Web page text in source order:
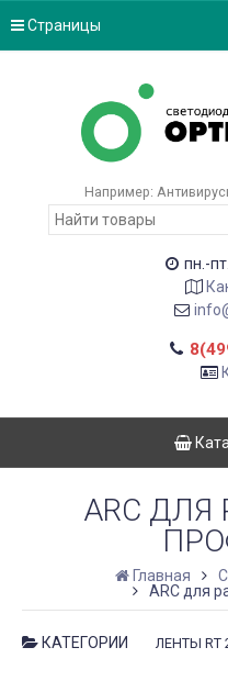
Страницы
Например:
пн.-пт.
ARC
Главная
ARC для
КАТЕГОРИИ ЛЕНТЫ RT